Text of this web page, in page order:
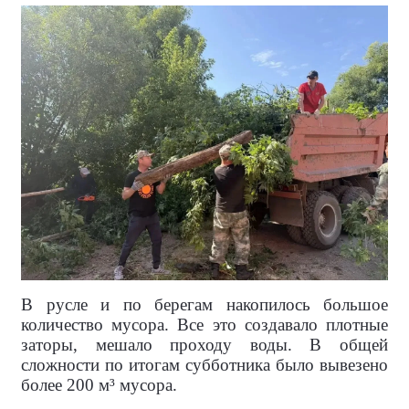
В русле и по берегам накопилось большое
количество мусора. Все это создавало плотные
заторы, мешало проходу воды. В общей
сложности по итогам субботника было вывезено
более 200 м³ мусора.